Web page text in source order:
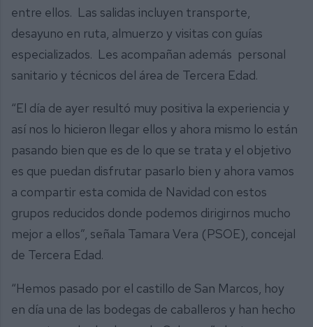
entre ellos. Las salidas incluyen transporte,
desayuno en ruta, almuerzo y visitas con guías
especializados. Les acompañan además personal
sanitario y técnicos del área de Tercera Edad.
“El día de ayer resultó muy positiva la experiencia y
así nos lo hicieron llegar ellos y ahora mismo lo están
pasando bien que es de lo que se trata y el objetivo
es que puedan disfrutar pasarlo bien y ahora vamos
a compartir esta comida de Navidad con estos
grupos reducidos donde podemos dirigirnos mucho
mejor a ellos”, señala Tamara Vera (PSOE), concejal
de Tercera Edad.
“Hemos pasado por el castillo de San Marcos, hoy
en día una de las bodegas de caballeros y han hecho